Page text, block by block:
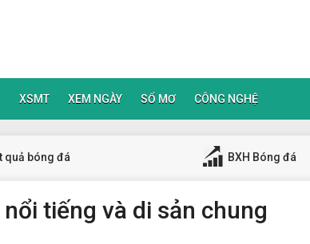
XSMT XEM NGÀY SỔ MƠ CÔNG NGHỆ
quả bóng đá BXH Bóng đá
tiếng và di sản chung